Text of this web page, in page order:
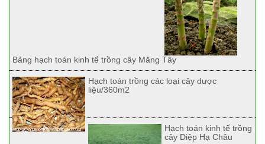
Bảng hạch toán kinh tế trồng cây Măng Tây
Hạch toán trồng các loại cây dược
liệu/360m2
Hạch toán kinh tế trồng
cây Diệp Hạ Châu